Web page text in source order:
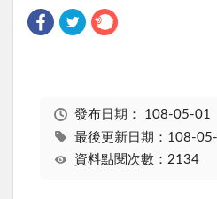
發布日期： 108-05-01
最後更新日期：108-
資料點閱次數：2134